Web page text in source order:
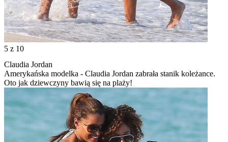
5 z 10
Claudia Jordan
Amerykańska modelka - Claudia Jordan zabrała stanik koleżance.
Oto jak dziewczyny bawią się na plaży!